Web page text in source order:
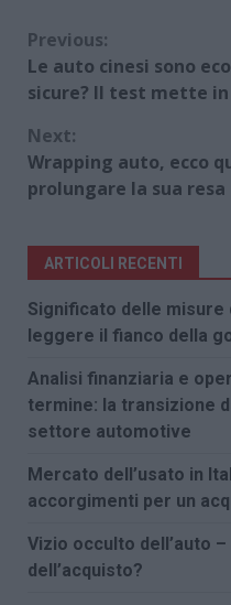
Continue
Reading
Previous:
Le auto cinesi sono
sicure? Il test mette
Next:
Wrapping auto, ecco
prolungare la sua resa
ARTICOLI RECENTI
Significato delle misure
leggere il fianco della
Analisi finanziaria e
termine: la transizione
settore automotive
Mercato dell’usato in
accorgimenti per un
Vizio occulto dell’auto
dell’acquisto?